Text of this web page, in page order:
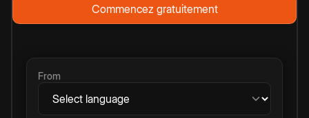
Commencez gratuitement
From